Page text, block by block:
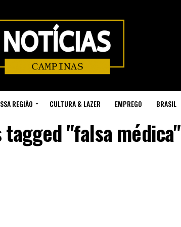
REGIÃO CULTURA & LAZER EMPREGO BRASIL
"falsa médica"